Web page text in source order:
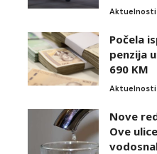
Aktuelnosti
Počela
penzija
690 KM
Aktuelnosti
Nove
Ove